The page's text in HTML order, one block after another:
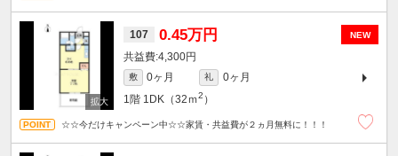
NEW
107 0.45万円
4,300円
敷 0ヶ月 礼
0ヶ月
1階 1DK（32ｍ2 ）
☆☆今だけキャンペーン中☆☆家賃・共益費が２ヵ月無料に！！！